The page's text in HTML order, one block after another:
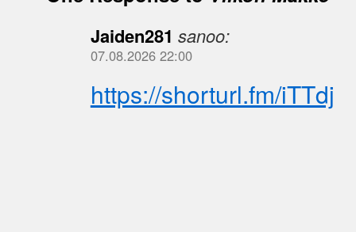
Jaiden281 sanoo:
07.08.2026 22:00
https://shorturl.fm/iTTdj